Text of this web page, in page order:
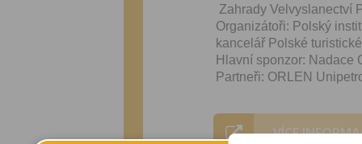
Zahrady Velvyslanectví
Organizátoři: Polský
kancelář Polské
Hlavní sponzor: Nadace
Partneři: ORLEN
VÍCE